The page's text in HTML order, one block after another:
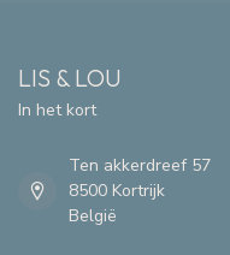
LIS & LOU
In het kort
Ten akkerdreef 57
8500 Kortrijk
België